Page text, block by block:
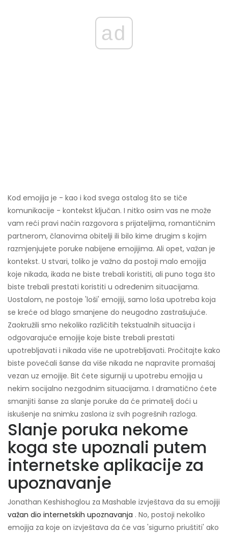
ad
Kod emojija je - kao i kod svega ostalog što se tiče
komunikacije - kontekst ključan. I nitko osim vas ne može
vam reći pravi način razgovora s prijateljima, romantičnim
partnerom, članovima obitelji ili bilo kime drugim s kojim
razmjenjujete poruke nabijene emojijima. Ali opet, važan je
kontekst. U stvari, toliko je važno da postoji malo emojija
koje nikada, ikada ne biste trebali koristiti, ali puno toga što
biste trebali prestati koristiti u određenim situacijama.
Uostalom, ne postoje 'loši' emojiji, samo loša upotreba koja
se kreće od blago smanjene do neugodno zastrašujuće.
Zaokružili smo nekoliko različitih tekstualnih situacija i
odgovarajuće emojije koje biste trebali prestati
upotrebljavati i nikada više ne upotrebljavati. Pročitajte kako
biste povećali šanse da više nikada ne napravite promašaj
vezan uz emojije. Bit ćete sigurniji u upotrebu emojija u
nekim socijalno nezgodnim situacijama. I dramatično ćete
smanjiti šanse za slanje poruke da će primatelj doći u
iskušenje na snimku zaslona iz svih pogrešnih razloga.
Slanje poruka nekome
koga ste upoznali putem
internetske aplikacije za
upoznavanje
Jonathan Keshishoglou za Mashable izvještava da su emojiji
važan dio internetskih upoznavanja . No, postoji nekoliko
emojija za koje on izvještava da će vas 'sigurno priuštiti' ako